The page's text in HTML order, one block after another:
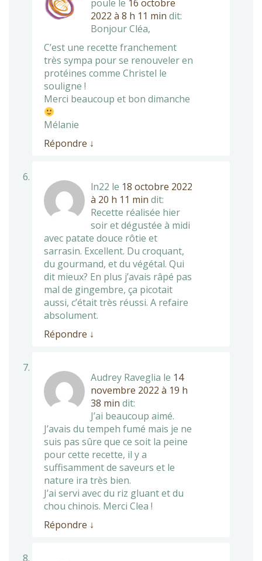
poule le 16 octobre
2022 à 8 h 11 min dit:
Bonjour Cléa,
C’est une recette franchement
très sympa pour se renouveler en
protéines comme Christel le
souligne !
Merci beaucoup et bon dimanche
Mélanie
Répondre ↓
ln22 le 18 octobre 2022
à 20 h 11 min dit:
Recette réalisée hier
soir et dégustée à midi
avec patate douce rôtie et
sarrasin. Excellent. Du croquant,
du gourmand, et du végétal. Qui
dit mieux? En plus j’avais râpé pas
mal de gingembre, ça picotait
aussi, c’était très réussi. A refaire
absolument.
Répondre ↓
Audrey Raveglia le 14
novembre 2022 à 19 h
38 min dit:
J’ai beaucoup aimé.
J’avais du tempeh fumé mais je ne
suis pas sûre que ce soit la peine
pour cette recette, il y a
suffisamment de saveurs et le
nature ira très bien.
J’ai servi avec du riz gluant et du
chou chinois. Merci Clea !
Répondre ↓